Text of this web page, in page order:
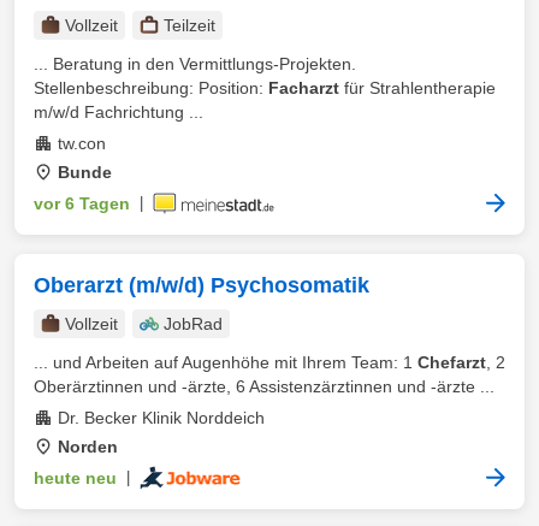
Vollzeit
Teilzeit
... Beratung in den Vermittlungs-Projekten.
Stellenbeschreibung: Position: Facharzt für Strahlentherapie
m/w/d Fachrichtung ...
tw.con
Bunde
vor 6 Tagen
Oberarzt (m/w/d) Psychosomatik
Vollzeit
JobRad
... und Arbeiten auf Augenhöhe mit Ihrem Team: 1 Chefarzt , 2
Oberärztinnen und -ärzte, 6 Assistenzärztinnen und -ärzte ...
Dr. Becker Klinik Norddeich
Norden
heute neu